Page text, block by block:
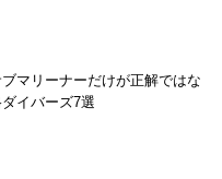
マリーナーだけが正解ではな
イバーズ7選